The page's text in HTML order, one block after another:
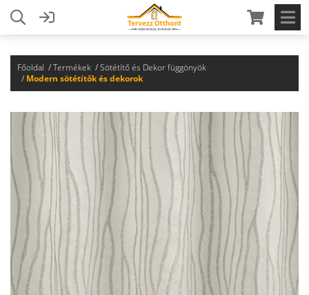
Főoldal Termékek
Sötétítő és Dekor függönyök
Modern sötétítők és dekorok